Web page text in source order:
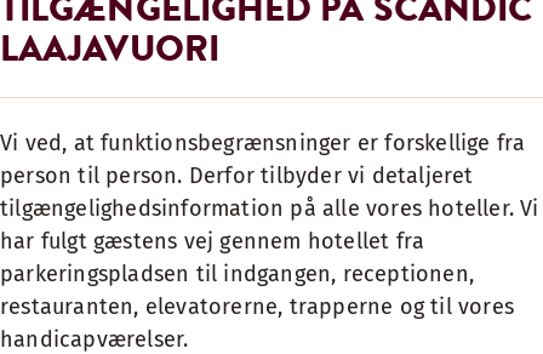
LAAJAVUORI
Vi ved, at funktionsbegrænsninger er forskellige fra
person til person. Derfor tilbyder vi detaljeret
tilgængelighedsinformation på alle vores hoteller. Vi
har fulgt gæstens vej gennem hotellet fra
parkeringspladsen til indgangen, receptionen,
restauranten, elevatorerne, trapperne og til vores
handicapværelser.